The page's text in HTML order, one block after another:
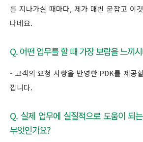
를 지나가실 때마다, 제가 매번 붙잡고 이
나네요.
Q. 어떤 업무를 할 때 가장 보람을 느끼
- 고객의 요청 사항을 반영한 PDK를 제공
낍니다.
Q. 실제 업무에 실질적으로 도움이 되
무엇인가요?